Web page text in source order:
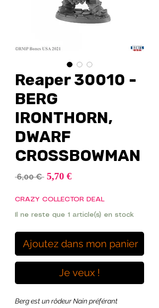
Reaper 30010 -
BERG
IRONTHORN,
DWARF
CROSSBOWMAN
6,00 € Prix
5,70 €Prix
CRAZY COLLECTOR DEAL
Il ne reste que 1 article(s) en stock
Ajoutez dans mon panier
Je veux !
Berg est un rôdeur Nain préférant